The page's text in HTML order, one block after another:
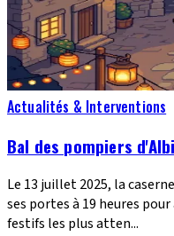
Actualités & Interventions
Bal des pompiers
Le 13 juillet 2025, la
ses portes à 19 heures
festifs les plus atten...